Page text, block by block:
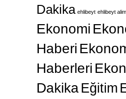
Dakika ehlibeyt ehlibeyt
Ekonomi
Haberi
Haberleri
Dakika Eğitim